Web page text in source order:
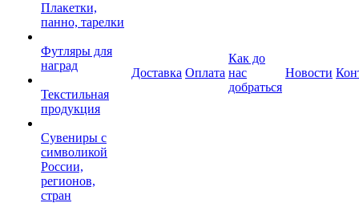
Плакетки,
панно, тарелки
Футляры для
наград
Текстильная
продукция
Сувениры с
символикой
России,
регионов,
стран
Доставка Оплата
Как до
нас
добраться
Новости